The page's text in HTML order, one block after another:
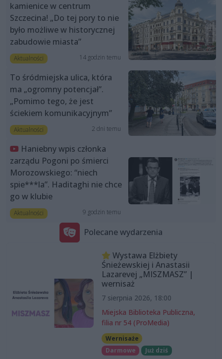
kamienice w centrum
Szczecina! „Do tej pory to nie
było możliwe w historycznej
zabudowie miasta”
Aktualności 14 godzin temu
To śródmiejska ulica, która
ma „ogromny potencjał”.
„Pomimo tego, że jest
ściekiem komunikacyjnym”
Aktualności 2 dni temu
Haniebny wpis członka
zarządu Pogoni po śmierci
Morozowskiego: “niech
spie***la”. Haditaghi nie chce
go w klubie
Aktualności 9 godzin temu
Polecane wydarzenia
Wystawa Elżbiety
Śnieżewskiej i Anastasii
Lazarevej „MISZMASZ” |
wernisaż
7 sierpnia 2026, 18:00
Miejska Biblioteka Publiczna,
filia nr 54 (ProMedia)
Wernisaże
Darmowe
Już dziś